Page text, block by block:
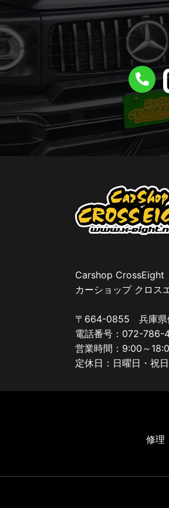
Carshop CrossEight
カーショップ クロス
〒664-0855 兵庫県
電話番号：072-786-
営業時間：9:00～
定休日：日曜日・祝日
修理